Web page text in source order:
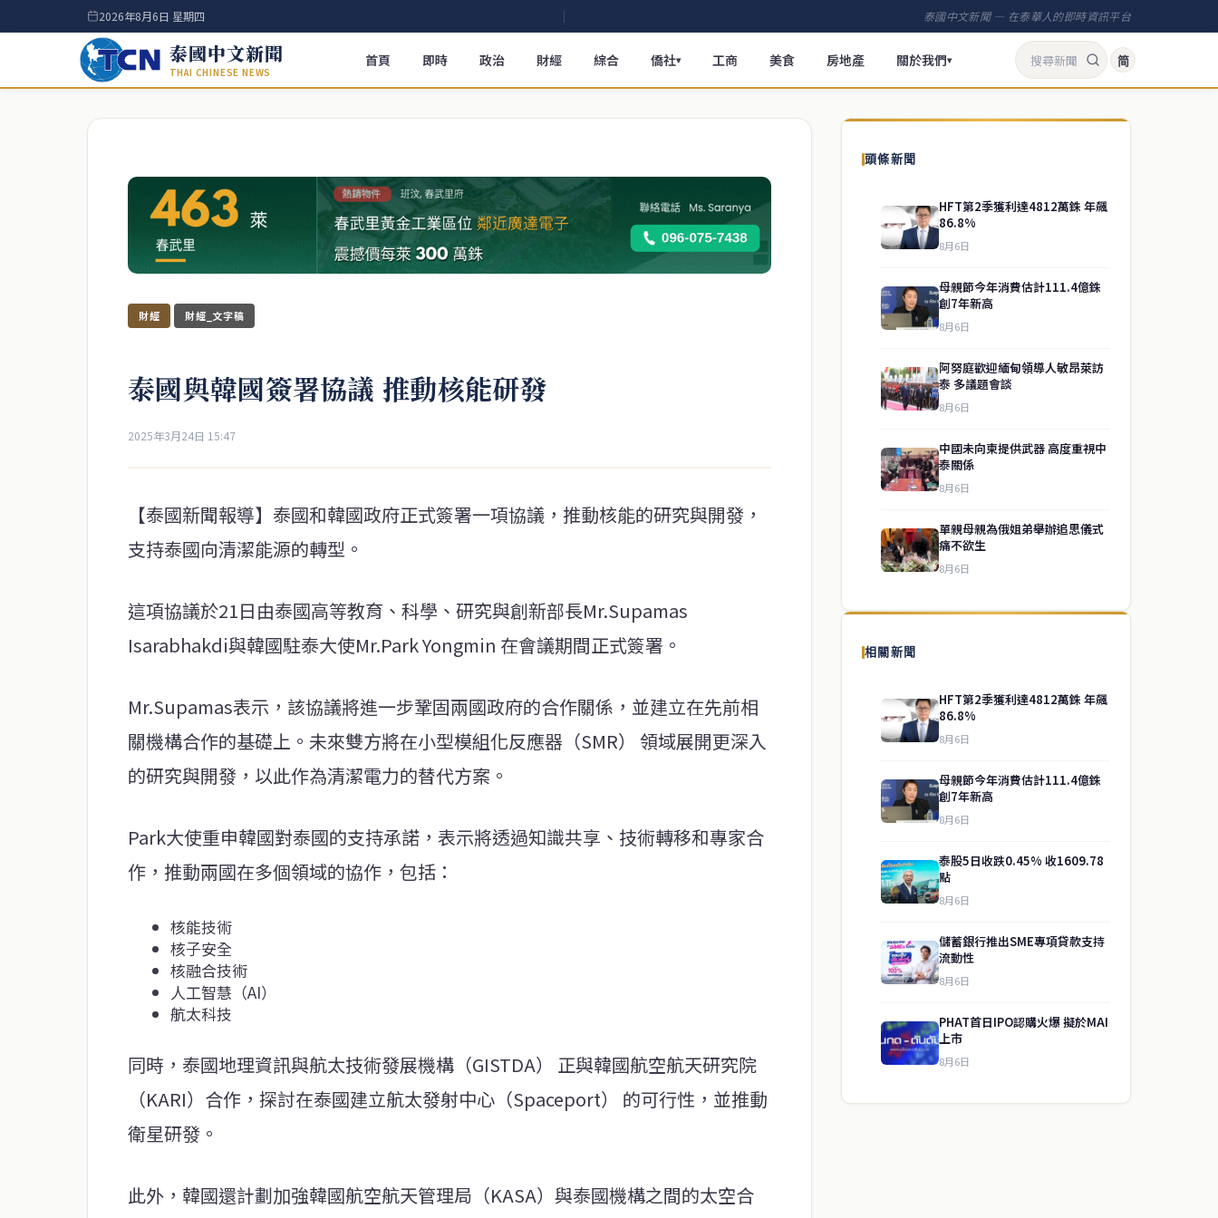
2026年8月6日 星期四 泰國中文新聞 — 在泰華人的即時資訊平台
泰國中文新聞
THAI CHINESE NEWS
首頁 即時 政治 財經 綜合 僑社▾ 工商 美食 房地產 關於我們▾ 简
財經 財經_文字稿
泰國與韓國簽署協議 推動核能研發
2025年3月24日 15:47
【泰國新聞報導】泰國和韓國政府正式簽署一項協議，推動核能的研究與開發，
支持泰國向清潔能源的轉型。
這項協議於21日由泰國高等教育、科學、研究與創新部長Mr.Supamas
Isarabhakdi與韓國駐泰大使Mr.Park Yongmin 在會議期間正式簽署。
Mr.Supamas表示，該協議將進一步鞏固兩國政府的合作關係，並建立在先前相
關機構合作的基礎上。未來雙方將在小型模組化反應器（SMR） 領域展開更深入
的研究與開發，以此作為清潔電力的替代方案。
Park大使重申韓國對泰國的支持承諾，表示將透過知識共享、技術轉移和專家合
作，推動兩國在多個領域的協作，包括：
核能技術
核子安全
核融合技術
人工智慧（AI）
航太科技
同時，泰國地理資訊與航太技術發展機構（GISTDA） 正與韓國航空航天研究院
（KARI）合作，探討在泰國建立航太發射中心（Spaceport） 的可行性，並推動
衛星研發。
此外，韓國還計劃加強韓國航空航天管理局（KASA）與泰國機構之間的太空合
頭條新聞
HFT第2季獲利達4812萬銖 年飆
86.8%
8月6日
母親節今年消費估計111.4億銖
創7年新高
8月6日
阿努庭歡迎緬甸領導人敏昂萊訪
泰 多議題會談
8月6日
中國未向柬提供武器 高度重視中
泰關係
8月6日
單親母親為俄姐弟舉辦追思儀式
痛不欲生
8月6日
相關新聞
HFT第2季獲利達4812萬銖 年飆
86.8%
8月6日
母親節今年消費估計111.4億銖
創7年新高
8月6日
泰股5日收跌0.45% 收1609.78
點
8月6日
儲蓄銀行推出SME專項貸款支持
流動性
8月6日
PHAT首日IPO認購火爆 擬於MAI
上市
8月6日